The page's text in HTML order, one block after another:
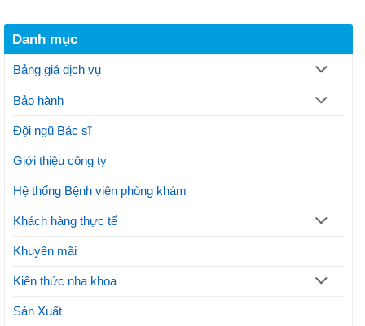
hiện
gì?
mỹ
Danh mục
Bảng giá dịch vụ
Bảo hành
Đội ngũ Bác sĩ
Giới thiệu công ty
Hệ thống Bệnh viện phòng khám
Khách hàng thực tế
Khuyến mãi
Kiến thức nha khoa
Sản Xuất